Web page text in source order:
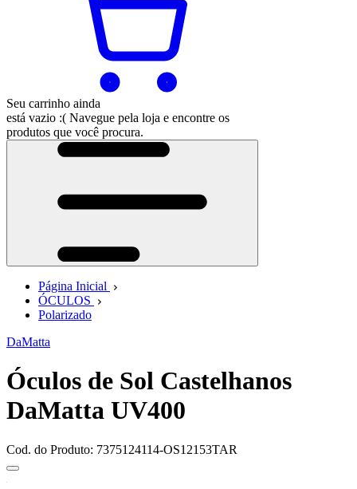
Seu carrinho ainda
está vazio :( Navegue pela loja e encontre os
produtos que você procura.
Página Inicial
ÓCULOS
Polarizado
DaMatta
Óculos de Sol Castelhanos
DaMatta UV400
Cod. do Produto: 7375124114-OS12153TAR